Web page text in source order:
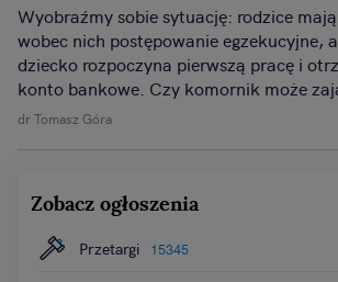
dr Tomasz Góra
Wyobraźmy sobie sytuację: rodzice
wobec nich postępowanie egzekucyjne,
dziecko rozpoczyna pierwszą pracę i
konto bankowe. Czy komornik może
dziecka, aby spłacić długi rodziców? To
Zobacz ogłoszenia
Przetargi 15345